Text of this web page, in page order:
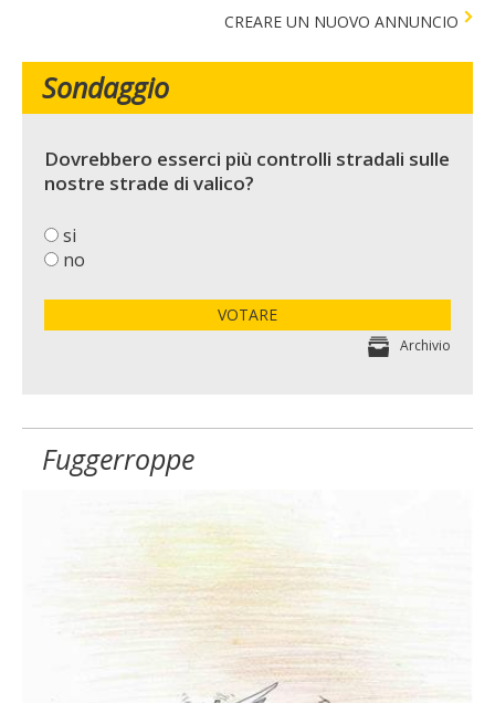
CREARE UN NUOVO ANNUNCIO
Sondaggio
Dovrebbero esserci più controlli stradali sulle
nostre strade di valico?
si
no
VOTARE
Archivio
Fuggerroppe